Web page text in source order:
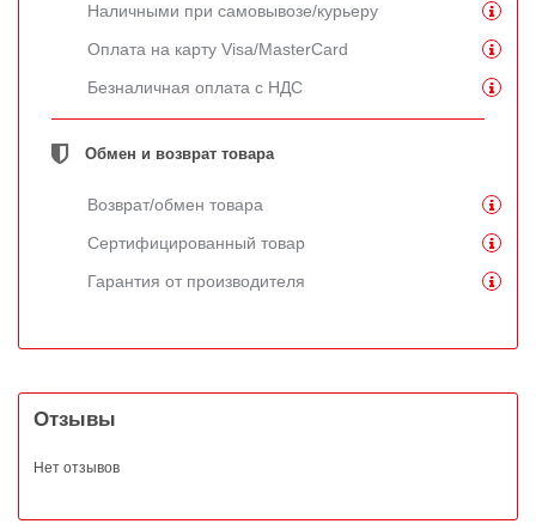
Наличными при самовывозе/курьеру
Оплата на карту Visa/MasterCard
Безналичная оплата с НДС
Обмен и возврат товара
Возврат/обмен товара
Сертифицированный товар
Гарантия от производителя
Отзывы
Нет отзывов